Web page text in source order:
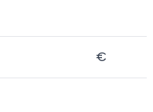
€